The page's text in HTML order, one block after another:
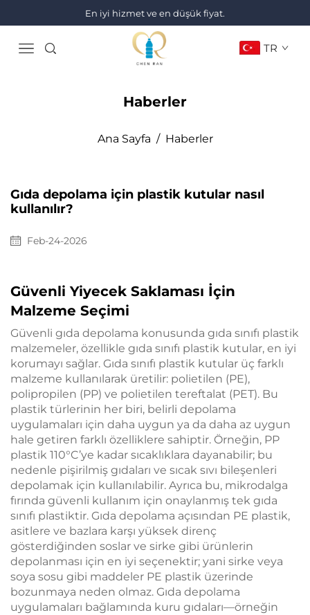
En iyi hizmet ve en düşük fiyat.
TR
Ana Sayfa / Haberler
Haberler
Gıda depolama için plastik kutular nasıl
kullanılır?
Feb-24-2026
Güvenli Yiyecek Saklaması İçin
Malzeme Seçimi
Güvenli gıda depolama konusunda gıda sınıfı plastik
malzemeler, özellikle gıda sınıfı plastik kutular, en iyi
korumayı sağlar. Gıda sınıfı plastik kutular üç farklı
malzeme kullanılarak üretilir: polietilen (PE),
polipropilen (PP) ve polietilen tereftalat (PET). Bu
plastik türlerinin her biri, belirli depolama
uygulamaları için daha uygun ya da daha az uygun
hale getiren farklı özelliklere sahiptir. Örneğin, PP
plastik 110°C’ye kadar sıcaklıklara dayanabilir; bu
nedenle pişirilmiş gıdaları ve sıcak sıvı bileşenleri
depolamak için kullanılabilir. Ayrıca bu, mikrodalga
fırında güvenli kullanım için onaylanmış tek gıda
sınıfı plastiktir. Gıda depolama açısından PE plastik,
asitlere ve bazlara karşı yüksek direnç
gösterdiğinden soslar ve sirke gibi ürünlerin
depolanması için en iyi seçenektir; yani sirke veya
soya sosu gibi maddeler PE plastik üzerinde
bozunmaya neden olmaz. Gıda depolama
uygulamaları bağlamında kuru gıdaları—örneğin